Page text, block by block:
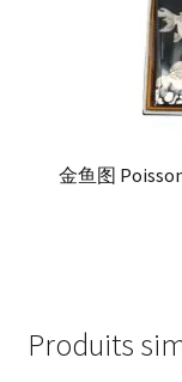
金鱼图
Produits